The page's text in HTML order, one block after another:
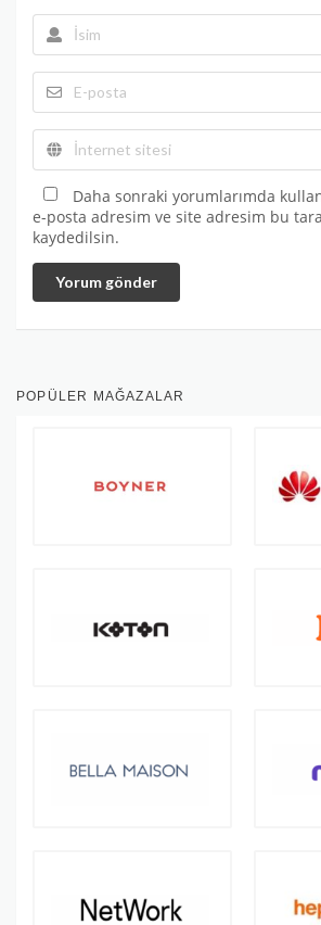
Daha sonraki yorumlarımda
e-posta adresim ve site adresim bu
kaydedilsin.
Yorum gönder
POPÜLER MAĞAZALAR